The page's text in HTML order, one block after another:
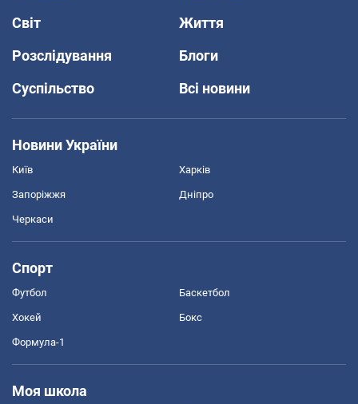
Світ
Життя
Розслідування
Блоги
Суспільство
Всі новини
Новини України
Київ Харків
Запоріжжя Дніпро
Черкаси
Спорт
Футбол Баскетбол
Хокей Бокс
Формула-1
Моя школа